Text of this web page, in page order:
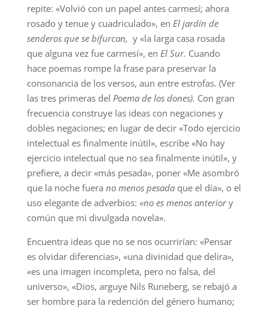
repite: «Volvió con un papel antes carmesí; ahora
rosado y tenue y cuadriculado», en El jardín de
senderos que se bifurcan, y «la larga casa rosada
que alguna vez fue carmesí», en El Sur. Cuando
hace poemas rompe la frase para preservar la
consonancia de los versos, aun entre estrofas. (Ver
las tres primeras del Poema de los dones). Con gran
frecuencia construye las ideas con negaciones y
dobles negaciones; en lugar de decir «Todo ejercicio
intelectual es finalmente inútil», escribe «No hay
ejercicio intelectual que no sea finalmente inútil», y
prefiere, a decir «más pesada», poner «Me asombró
que la noche fuera no menos pesadaque el día», o el
uso elegante de adverbios: «no es menos anteriory
común que mi divulgada novela».
Encuentra ideas que no se nos ocurrirían: «Pensar
es olvidar diferencias», «una divinidad que delira»,
«es una imagen incompleta, pero no falsa, del
universo», «Dios, arguye Nils Runeberg, se rebajó a
ser hombre para la redención del género humano;